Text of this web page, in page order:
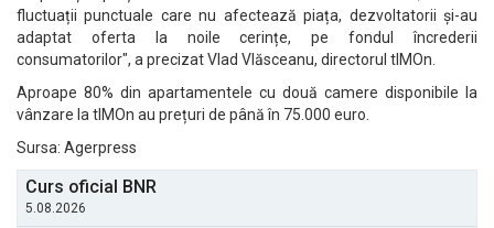
fluctuații punctuale care nu afectează piața, dezvoltatorii și-au
adaptat oferta la noile cerințe, pe fondul încrederii
consumatorilor", a precizat Vlad Vlăsceanu, directorul tIMOn.
Aproape 80% din apartamentele cu două camere disponibile la
vânzare la tIMOn au prețuri de până în 75.000 euro.
Sursa: Agerpress
Curs oficial BNR
5.08.2026